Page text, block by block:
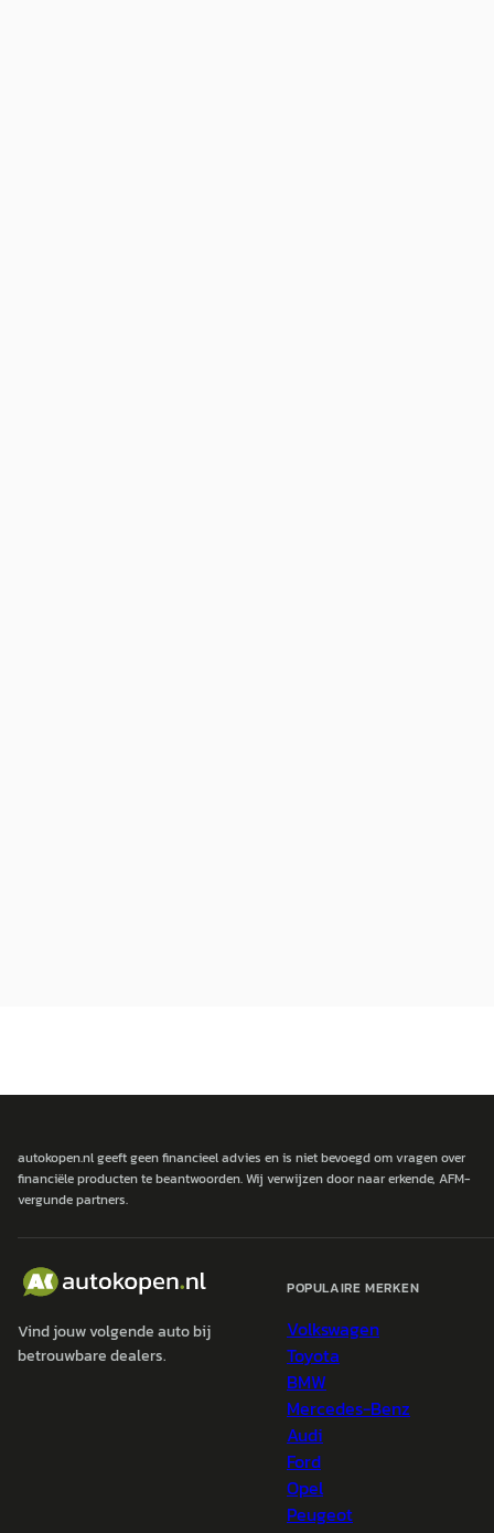
autokopen.nl geeft geen financieel advies en is niet bevoegd om vragen over
financiële producten te beantwoorden. Wij verwijzen door naar erkende, AFM-
vergunde partners.
Vind jouw volgende auto bij
betrouwbare dealers.
POPULAIRE MERKEN
Volkswagen
Toyota
BMW
Mercedes-Benz
Audi
Ford
Opel
Peugeot